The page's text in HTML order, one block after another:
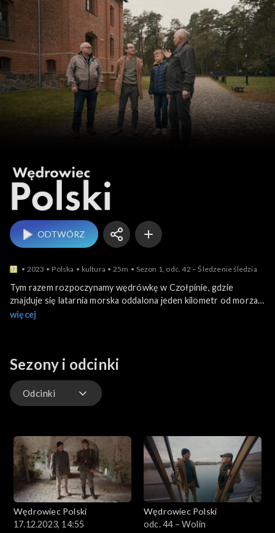
Wędrowiec Polski
ODTWÓRZ
2023 Polska kultura 25m Sezon 1, odc. 42 – Śledzenie śledzia
Tym razem rozpoczynamy wędrówkę w Czołpinie, gdzie
znajduje się latarnia morska oddalona jeden kilometr od morza.
Zastanowimy się, jakie korzyści przynosi praca latarnika. W
Środkowego w Słupsku.
więcej
Sezony i odcinki
Odcinki
Wędrowiec Polski
17.12.2023, 14:55
Wędrowiec Polski
odc. 44 – Wolin